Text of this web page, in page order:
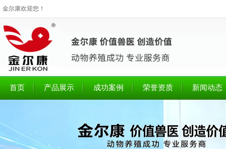
金尔康欢迎您！
首页 产品展示 成功案例 荣誉资质 新闻动态